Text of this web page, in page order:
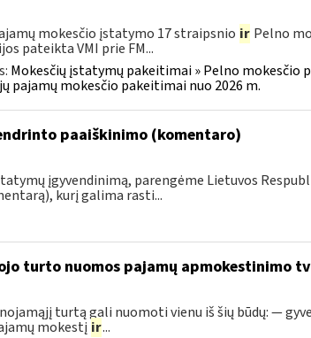
mokesčio įstatymo 17 straipsnio ir Pelno
pateikta VMI prie FM...
Mokesčių įstatymų pakeitimai » Pelno mokesčio
pajamų mokesčio pakeitimai nuo 2026 m.
paaiškinimo (komentaro)
įgyvendinimą, parengėme Lietuvos
kurį galima rasti...
turto nuomos pajamų apmokestinimo
turtą gali nuomoti vienu iš šių būdų: —
mokestį ir...